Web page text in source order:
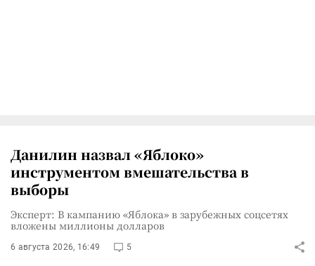
Данилин назвал «Яблоко»
инструментом вмешательства в
выборы
Эксперт: В кампанию «Яблока» в зарубежных соцсетях
вложены миллионы долларов
6 августа 2026, 16:49 5